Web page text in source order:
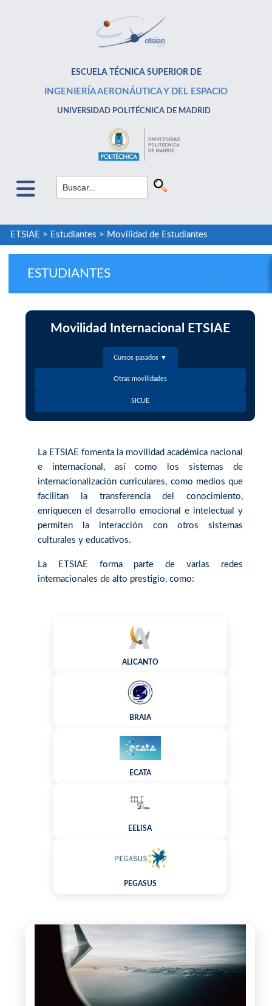
ESCUELA TÉCNICA SUPERIOR DE
INGENIERÍA AERONÁUTICA Y DEL ESPACIO
UNIVERSIDAD POLITÉCNICA DE MADRID
ETSIAE > Estudiantes > Movilidad de Estudiantes
ESTUDIANTES
Movilidad Internacional ETSIAE
Cursos pasados ▼
Otras movilidades
SICUE
La ETSIAE fomenta la movilidad académica nacional
e internacional, así como los sistemas de
internacionalización curriculares, como medios que
facilitan la transferencia del conocimiento,
enriquecen el desarrollo emocional e intelectual y
permiten la interacción con otros sistemas
culturales y educativos.
La ETSIAE forma parte de varias redes
internacionales de alto prestigio, como:
ALICANTO
BRAIA
ECATA
EELISA
PEGASUS